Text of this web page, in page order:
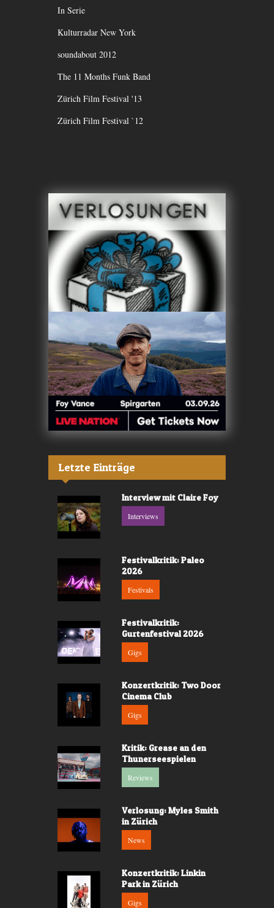
In Serie
Kulturradar New York
soundabout 2012
The 11 Months Funk Band
Zürich Film Festival '13
Zürich Film Festival `12
Letzte Einträge
Interview mit Claire Foy
Interviews
Festivalkritik: Paleo
2026
Festivals
Festivalkritik:
Gurtenfestival 2026
Gigs
Konzertkritik: Two Door
Cinema Club
Gigs
Kritik: Grease an den
Thunerseespielen
Reviews
Verlosung: Myles Smith
in Zürich
News
Konzertkritik: Linkin
Park in Zürich
Gigs